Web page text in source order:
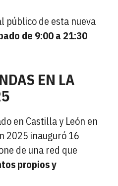
público de esta nueva
de 9:00 a 21:30
EN LA
en Castilla y León en
2025 inauguró 16
de una red que
propios y